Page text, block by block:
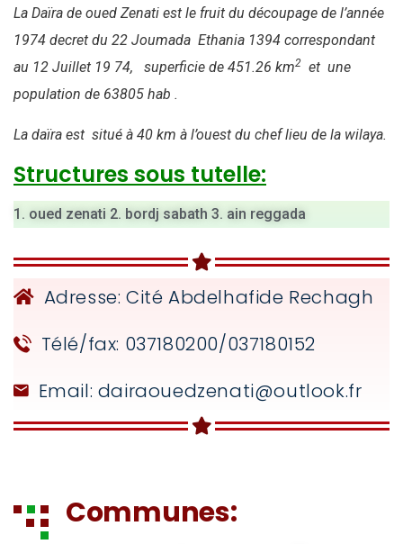
La Daïra de oued Zenati est le fruit du découpage de l’année
1974 decret du 22 Joumada Ethania 1394 correspondant
au 12 Juillet 19 74, superficie de 451.26 km2
et une
population de 63805 hab .
La daïra est situé à 40 km à l’ouest du chef lieu de la wilaya.
Structures sous tutelle:
1. oued zenati 2. bordj sabath 3. ain reggada
Adresse: Cité Abdelhafide Rechagh
Télé/fax: 037180200/037180152
Email: dairaouedzenati@outlook.fr
Communes: